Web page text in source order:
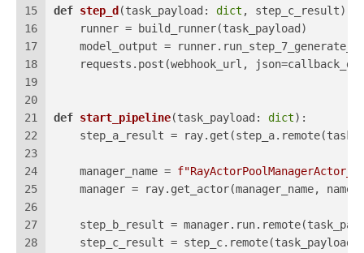
15
16
17
18
19
20
21
22
23
24
25
26
27
28
def step_d (task_payload: dict , step_c_result):
    runner = build_runner(task_payload)
model_output =
requests.post(webhook_url,
def start_pipeline(task_payload: dict):
step_a_result =
    manager_name =
f"RayActorPoolManagerActor_
manager = ray.get_actor(manager_name,
step_b_result =
step_c_result = step_c.remote(task_payload,